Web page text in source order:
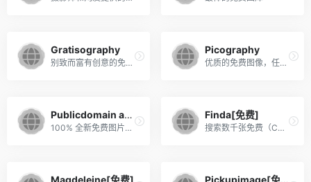
Gratisography
别致而富有创意的免费图库
Picography
优质的免费图像，任君取用
Publicdomain archive
100% 全新免费图片，每周更新
Finda[免费]
搜索数千张免费（CC0授权）库存照片
Magdeleine[免费] Pickupimage[免费]